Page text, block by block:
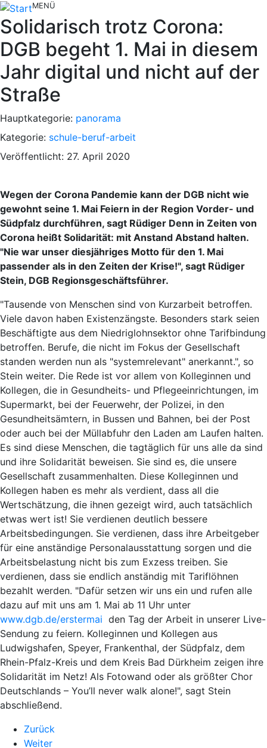
MENÜ
Solidarisch trotz Corona:
DGB begeht 1. Mai in diesem
Jahr digital und nicht auf der
Straße
Hauptkategorie: panorama
Kategorie: schule-beruf-arbeit
Veröffentlicht: 27. April 2020
Wegen der Corona Pandemie kann der DGB nicht wie
gewohnt seine 1. Mai Feiern in der Region Vorder- und
Südpfalz durchführen, sagt Rüdiger Denn in Zeiten von
Corona heißt Solidarität: mit Anstand Abstand halten.
"Nie war unser diesjähriges Motto für den 1. Mai
passender als in den Zeiten der Krise!", sagt Rüdiger
Stein, DGB Regionsgeschäftsführer.
"Tausende von Menschen sind von Kurzarbeit betroffen.
Viele davon haben Existenzängste. Besonders stark seien
Beschäftigte aus dem Niedriglohnsektor ohne Tarifbindung
betroffen. Berufe, die nicht im Fokus der Gesellschaft
standen werden nun als "systemrelevant" anerkannt.", so
Stein weiter. Die Rede ist vor allem von Kolleginnen und
Kollegen, die in Gesundheits- und Pflegeeinrichtungen, im
Supermarkt, bei der Feuerwehr, der Polizei, in den
Gesundheitsämtern, in Bussen und Bahnen, bei der Post
oder auch bei der Müllabfuhr den Laden am Laufen halten.
Es sind diese Menschen, die tagtäglich für uns alle da sind
und ihre Solidarität beweisen. Sie sind es, die unsere
Gesellschaft zusammenhalten. Diese Kolleginnen und
Kollegen haben es mehr als verdient, dass all die
Wertschätzung, die ihnen gezeigt wird, auch tatsächlich
etwas wert ist! Sie verdienen deutlich bessere
Arbeitsbedingungen. Sie verdienen, dass ihre Arbeitgeber
für eine anständige Personalausstattung sorgen und die
Arbeitsbelastung nicht bis zum Exzess treiben. Sie
verdienen, dass sie endlich anständig mit Tariflöhnen
bezahlt werden. "Dafür setzen wir uns ein und rufen alle
dazu auf mit uns am 1. Mai ab 11 Uhr unter
www.dgb.de/erstermai den Tag der Arbeit in unserer Live-
Sendung zu feiern. Kolleginnen und Kollegen aus
Ludwigshafen, Speyer, Frankenthal, der Südpfalz, dem
Rhein-Pfalz-Kreis und dem Kreis Bad Dürkheim zeigen ihre
Solidarität im Netz! Als Fotowand oder als größter Chor
Deutschlands – You’ll never walk alone!", sagt Stein
abschließend.
Zurück
Weiter